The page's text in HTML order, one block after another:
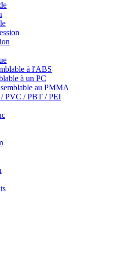
à l'ABS
à un PC
au PMMA
PVC / PBT / PEI